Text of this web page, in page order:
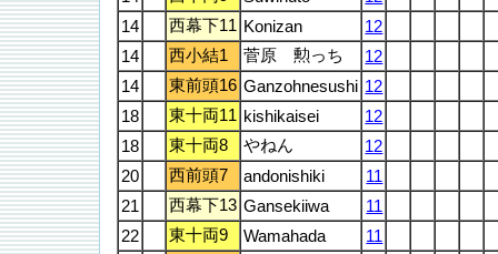
14
西幕下11 Konizan
12
14
西小結1 菅原 勲っち
12
14
東前頭16 Ganzohnesushi 12
18
東十両11 kishikaisei
12
18
東十両8 やねん
12
20
西前頭7 andonishiki
11
21
西幕下13 Gansekiiwa
11
22
東十両9 Wamahada
11